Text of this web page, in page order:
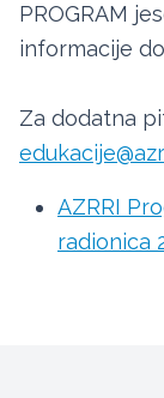
PROGRAM
informacije
Za dodatna
AZRRI
radionica